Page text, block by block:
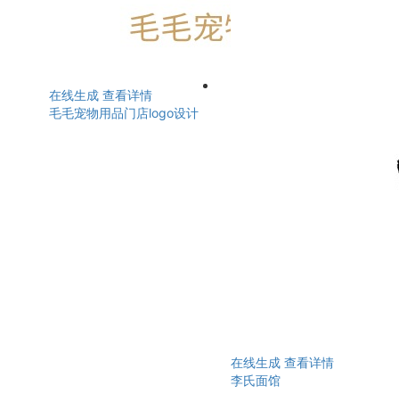
在线生成 查看详情
毛毛宠物用品门店logo设计
在线生成 查看详情
李氏面馆